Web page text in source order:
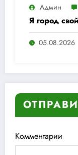
Админ
Я город
05.08.2026
Комментарии